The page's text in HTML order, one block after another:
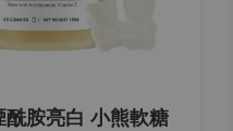
胺亮白 小熊軟糖